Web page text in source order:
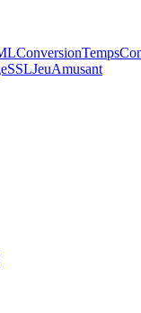
ConversionTemps
SSLJeuAmusant